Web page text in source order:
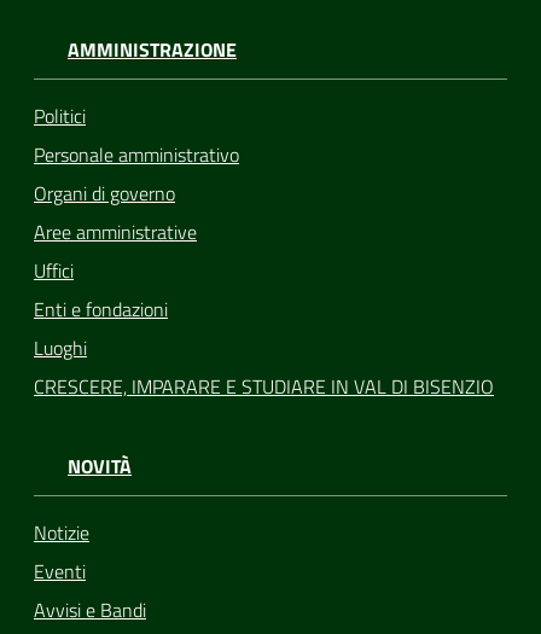
AMMINISTRAZIONE
Politici
Personale amministrativo
Organi di governo
Aree amministrative
Uffici
Enti e fondazioni
Luoghi
CRESCERE, IMPARARE E STUDIARE IN VAL DI BISENZIO
NOVITÀ
Notizie
Eventi
Avvisi e Bandi